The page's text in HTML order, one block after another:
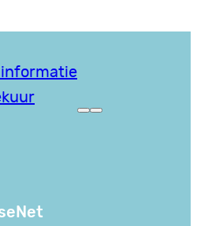
informatie